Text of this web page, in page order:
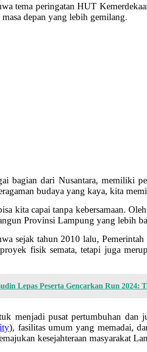
tema peringatan HUT
depan yang lebih gemilang.
bagian dari Nusantara, memiliki
budaya yang kaya, kita
kita capai tanpa kebersamaan.
Provinsi Lampung yang lebih
sejak tahun 2010 lalu,
fisik semata, tetapi juga
Lepas Peserta Gencarkan Run 2024:
menjadi pusat pertumbuhan dan
), fasilitas umum yang memadai,
kesejahteraan masyarakat